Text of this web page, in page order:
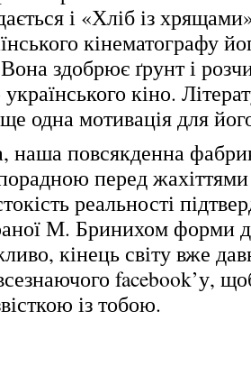
і «Хліб із
кінематографу
Вона здобрює ґрунт і
кіно.
одна мотивація для
наша повсякденна
перед жахіттями
реальності
М. Бринихом форми
кінець світу вже
facebook’у,
із тобою.